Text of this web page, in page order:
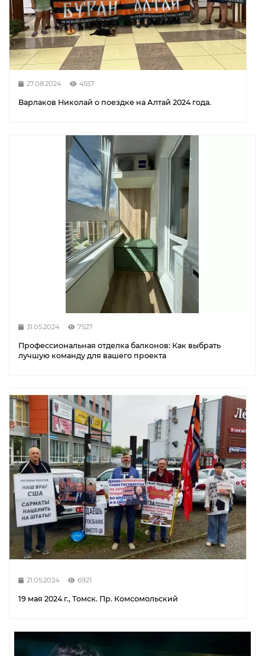
27.08.2024 4557
Варлаков Николай о поездке на Алтай 2024 года.
31.05.2024 7527
Профессиональная отделка балконов: Как выбрать
лучшую команду для вашего проекта
21.05.2024 6921
19 мая 2024 г., Томск. Пр. Комсомольский